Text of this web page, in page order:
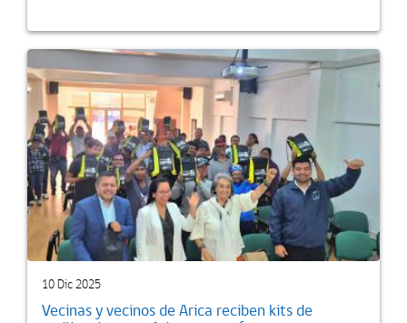
10 Dic 2025
Vecinas y vecinos de Arica reciben kits de